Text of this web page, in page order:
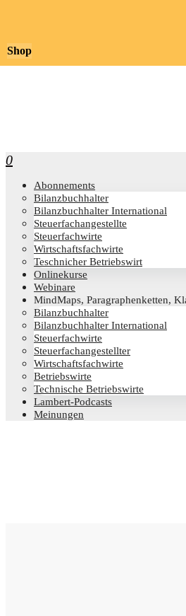
0
Abon­ne­ments
Bilanz­buch­hal­ter
Bilanz­buch­hal­ter International
Steu­er­fach­an­ge­stell­te
Steu­er­fach­wir­te
Wirt­schafts­fach­wir­te
Teschni­cher Betriebswirt
Online­kur­se
Web­i­na­re
Mind­Maps, Para­gra­phen­ket­ten,
Bilanz­buch­hal­ter
Bilanz­buch­hal­ter International
Steu­er­fach­wir­te
Steu­er­fach­an­ge­stell­ter
Wirt­schafts­fach­wir­te
Betriebs­wir­te
Tech­ni­sche Betriebswirte
Lam­­bert-Pod­­casts
Mei­nun­gen
Shop